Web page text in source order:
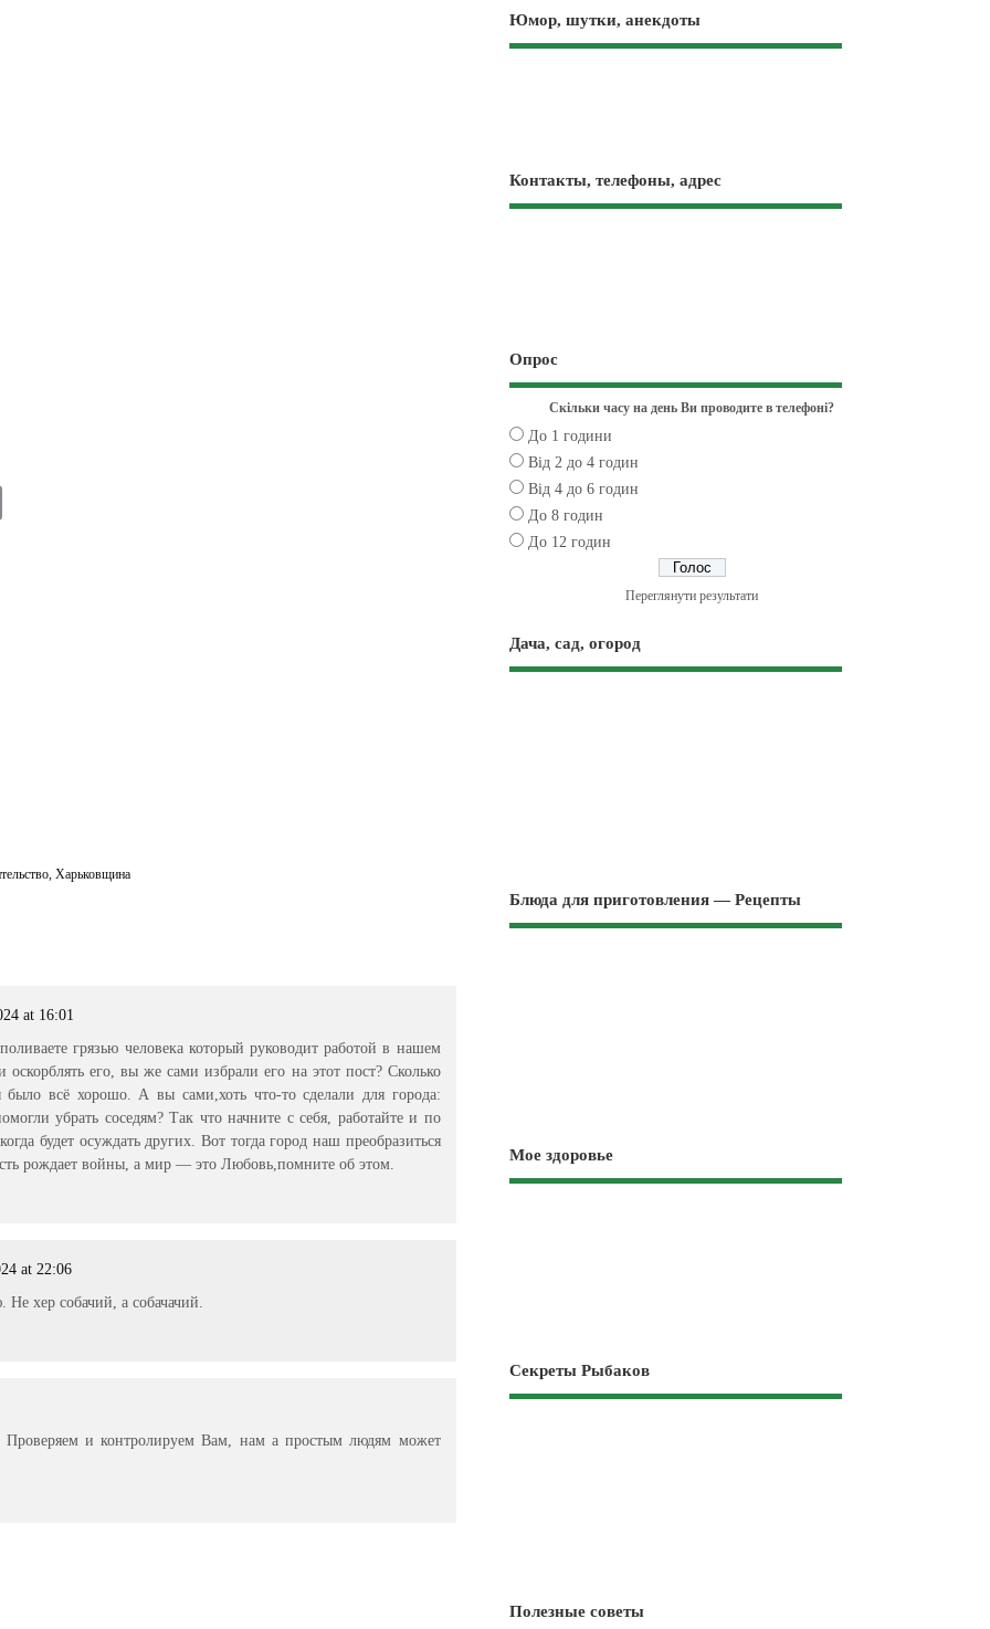
,Харьковщина
at 16:01
грязью человека который руководит работой в нашем
его, вы же сами избрали его на этот пост? Сколько
всё хорошо. А вы сами,хоть что-то сделали для города:
убрать соседям? Так что начните с себя, работайте и по
будет осуждать других. Вот тогда город наш преобразиться
рождает войны, а мир — это Любовь,помните об этом.
at 22:06
хер собачий, а собачачий.
и контролируем Вам, нам а простым людям может
Юмор, шутки, анекдоты
Контакты, телефоны, адрес
Опрос
Скільки часу на день Ви проводите в телефоні?
До 1 години
Від 2 до 4 годин
Від 4 до 6 годин
До 8 годин
До 12 годин
Переглянути результати
Дача, сад, огород
Блюда для приготовления — Рецепты
Мое здоровье
Секреты Рыбаков
Полезные советы